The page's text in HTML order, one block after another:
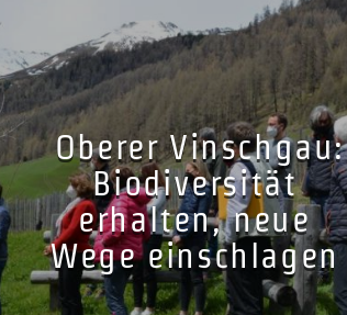
Oberer Vinschgau:
Biodiversität
erhalten, neue
Wege einschlagen